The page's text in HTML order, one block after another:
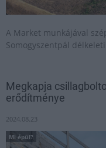
A Market munkájával
Somogyszentpál
Megkapja
erődítménye
2024.08.23
Mi épül?